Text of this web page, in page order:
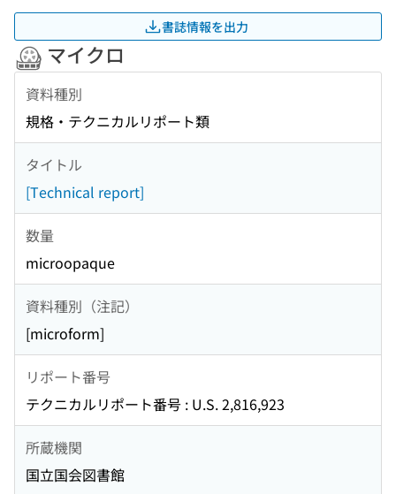
書誌情報を出力
マイクロ
資料種別
規格・テクニカルリポート類
タイトル
[Technical report]
数量
microopaque
資料種別（注記）
[microform]
リポート番号
テクニカルリポート番号 : U.S. 2,816,923
所蔵機関
国立国会図書館